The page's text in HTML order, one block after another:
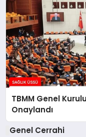
TBMM Genel
Onaylandı
Genel Cerrahi